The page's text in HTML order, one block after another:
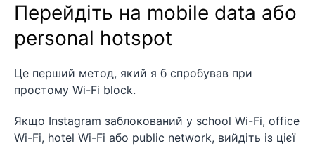
Перейдіть на mobile data або
personal hotspot
Це перший метод, який я б спробував при
простому Wi-Fi block.
Якщо Instagram заблокований у school Wi-Fi, office
Wi-Fi, hotel Wi-Fi або public network, вийдіть із цієї